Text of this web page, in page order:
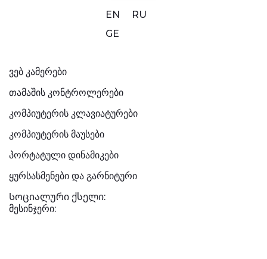
ვებ კამერები
თამაშის კონტროლერები
კომპიუტერის კლავიატურები
კომპიუტერის მაუსები
EN
RU
GE
პორტატული დინამიკები
ყურსასმენები და გარნიტური
Სოციალური ქსელი:
მესინჯერი: